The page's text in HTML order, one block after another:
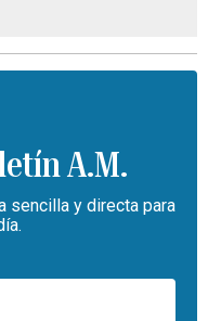
A.M.
sencilla y directa para